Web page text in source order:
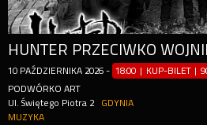
10 PAŹDZIERNIKA 2026 - 18:00 | KUP-BILET |
PODWÓRKO ART
Ul. Świętego Piotra 2
GDYNIA
MUZYKA